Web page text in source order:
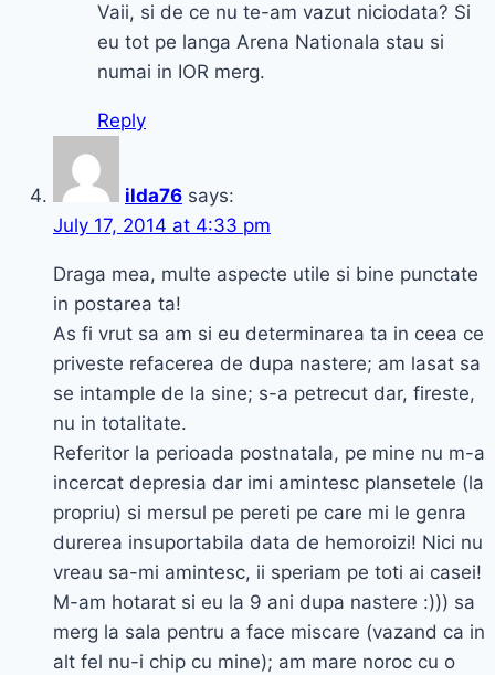
Vaii, si de ce nu te-am vazut niciodata? Si
eu tot pe langa Arena Nationala stau si
numai in IOR merg.
Reply
ilda76 says:
July 17, 2014 at 4:33 pm
Draga mea, multe aspecte utile si bine punctate
in postarea ta!
As fi vrut sa am si eu determinarea ta in ceea ce
priveste refacerea de dupa nastere; am lasat sa
se intample de la sine; s-a petrecut dar, fireste,
nu in totalitate.
Referitor la perioada postnatala, pe mine nu m-a
incercat depresia dar imi amintesc plansetele (la
propriu) si mersul pe pereti pe care mi le genra
durerea insuportabila data de hemoroizi! Nici nu
vreau sa-mi amintesc, ii speriam pe toti ai casei!
M-am hotarat si eu la 9 ani dupa nastere :))) sa
merg la sala pentru a face miscare (vazand ca in
alt fel nu-i chip cu mine); am mare noroc cu o